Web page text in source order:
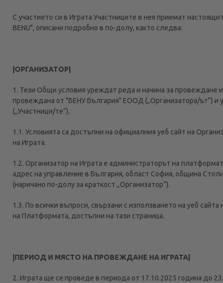
С участието си в Играта Участниците в нея приемат
BENU", описани подробно в по-долу, както следва:
|ОРГАНИЗАТОР|
1. Тези Общи условия уреждат реда и начина за провеждане
провеждана от "БЕНУ България" ЕООД („Организатора/ът“)
(„Участници/те“).
1.1. Условията са достъпни на официалния уеб сайт на
на Играта.
1.2. Организатор на Играта е администраторът на
адрес на управление в България, област София, община
(наричано по-долу за краткост „Организатор“).
1.3. По всички въпроси, свързани с използването на уеб
на Платформата, достъпни на тази страница.
|ПЕРИОД И МЯСТО НА ПРОВЕЖДАНЕ НА ИГРАТА|
2. Играта ще се проведе в периода от 17.10.2025 година до